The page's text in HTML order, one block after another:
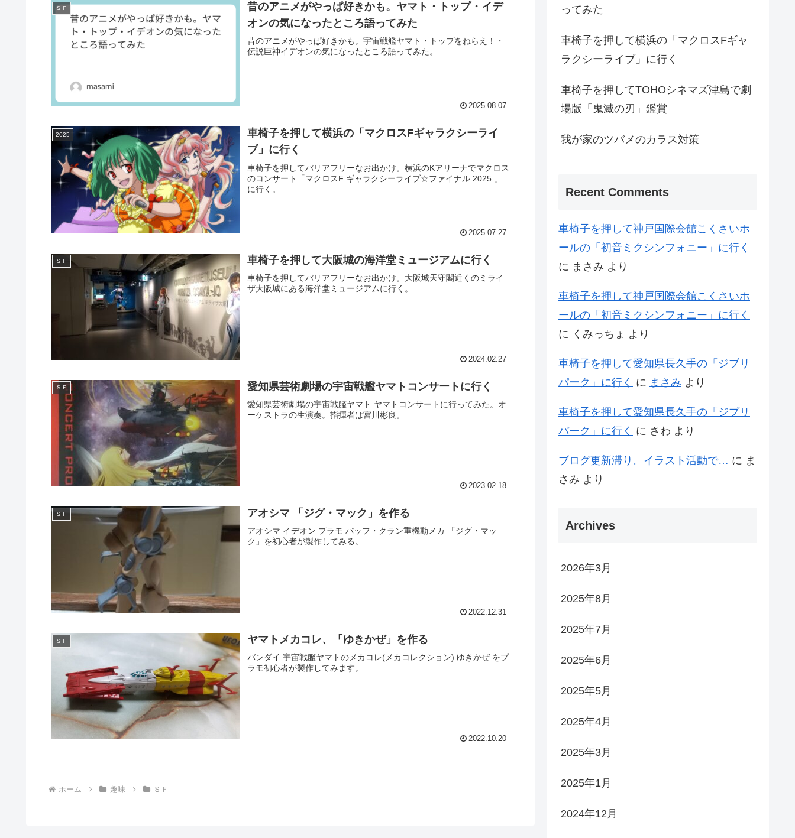
ＳＦ
昔のアニメがやっぱ好きかも。ヤマト・トップ・イデ
オンの気になったところ語ってみた
昔のアニメがやっぱ好きかも。宇宙戦艦ヤマト・トップをねらえ！・
伝説巨神イデオンの気になったところ語ってみた。
2025.08.07
2025
車椅子を押して横浜の「マクロスFギャラクシーライ
ブ」に行く
車椅子を押してバリアフリーなお出かけ。横浜のKアリーナでマクロス
のコンサート「マクロスF ギャラクシーライブ☆ファイナル 2025 」
に行く。
2025.07.27
ＳＦ 車椅子を押して大阪城の海洋堂ミュージアムに行く
車椅子を押してバリアフリーなお出かけ。大阪城天守閣近くのミライ
ザ大阪城にある海洋堂ミュージアムに行く。
2024.02.27
ＳＦ 愛知県芸術劇場の宇宙戦艦ヤマトコンサートに行く
愛知県芸術劇場の宇宙戦艦ヤマト ヤマトコンサートに行ってみた。オ
ーケストラの生演奏。指揮者は宮川彬良。
2023.02.18
ＳＦ アオシマ 「ジグ・マック」を作る
アオシマ イデオン プラモ バッフ・クラン重機動メカ 「ジグ・マッ
ク」を初心者が製作してみる。
2022.12.31
ＳＦ ヤマトメカコレ、「ゆきかぜ」を作る
バンダイ 宇宙戦艦ヤマトのメカコレ(メカコレクション) ゆきかぜ をプ
ラモ初心者が製作してみます。
2022.10.20
ホーム 趣味 ＳＦ
ってみた
車椅子を押して横浜の「マクロスFギャ
ラクシーライブ」に行く
車椅子を押してTOHOシネマズ津島で劇
場版「鬼滅の刃」鑑賞
我が家のツバメのカラス対策
Recent Comments
車椅子を押して神戸国際会館こくさいホ
ールの「初音ミクシンフォニー」に行く
に まさみ より
車椅子を押して神戸国際会館こくさいホ
ールの「初音ミクシンフォニー」に行く
に くみっちょ より
車椅子を押して愛知県長久手の「ジブリ
パーク」に行く に まさみ より
車椅子を押して愛知県長久手の「ジブリ
パーク」に行く に さわ より
ブログ更新滞り。イラスト活動で… に ま
さみ より
Archives
2026年3月
2025年8月
2025年7月
2025年6月
2025年5月
2025年4月
2025年3月
2025年1月
2024年12月